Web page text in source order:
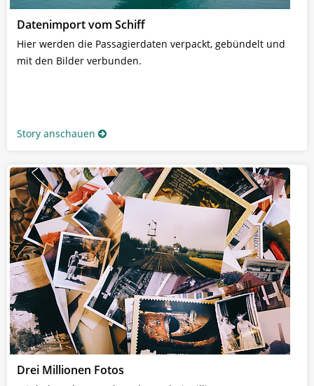
Datenimport vom Schiff
Hier werden die Passagierdaten verpackt, gebündelt und
mit den Bilder verbunden.
Story anschauen
Drei Millionen Fotos